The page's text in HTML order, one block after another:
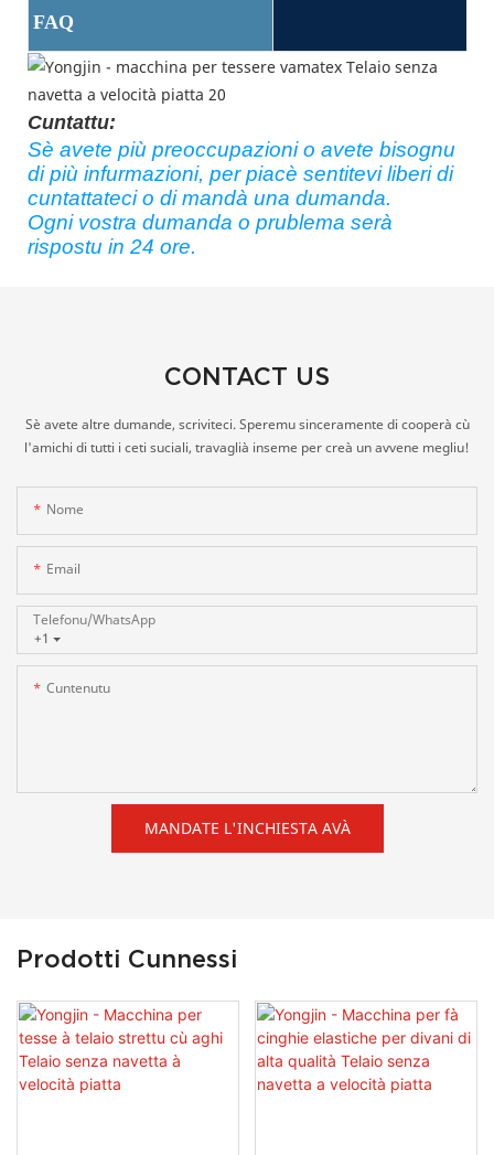
FAQ
Cuntattu:
Sè avete più preoccupazioni o avete bisognu
di più infurmazioni, per piacè sentitevi liberi di
cuntattateci o di mandà una dumanda.
Ogni vostra dumanda o prublema serà
rispostu in 24 ore.
CONTACT US
Sè avete altre dumande, scriviteci. Speremu sinceramente di cooperà cù
l'amichi di tutti i ceti suciali, travaglià inseme per creà un avvene megliu!
Nome
Email
+1
Telefonu/whatsApp
Cuntenutu
MANDATE L'INCHIESTA AVÀ
Prodotti Cunnessi